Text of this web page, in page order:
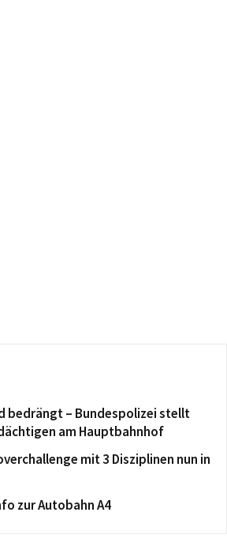
bedrängt – Bundespolizei stellt
am Hauptbahnhof
mit 3 Disziplinen nun in
zur Autobahn A4